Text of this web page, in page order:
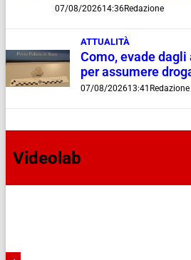
07/08/202614:36Redazione
ATTUALITÀ
Como, evade
per assumere
07/08/202613:41 Redazione
Videolab